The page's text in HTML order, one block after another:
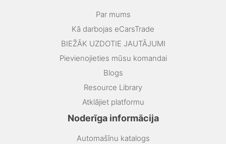
Par mums
Kā darbojas eCarsTrade
BIEŽĀK UZDOTIE JAUTĀJUMI
Pievienojieties mūsu komandai
Blogs
Resource Library
Atklājiet platformu
Noderīga informācija
Automašīnu katalogs